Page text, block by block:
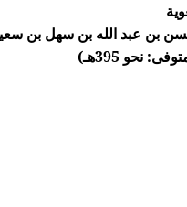
بن عبد الله بن سهل بن
نحو 395هـ)